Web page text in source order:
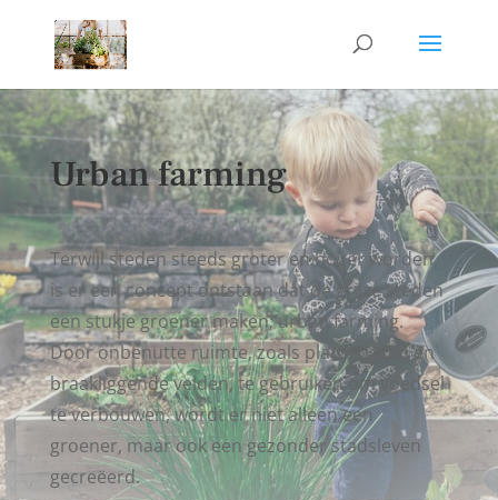
Urban farming
Terwijl steden steeds groter en hoger worden,
is er een concept ontstaan dat de grijze steden
een stukje groener maken; urban farming.
Door onbenutte ruimte, zoals platte daken en
braakliggende velden, te gebruiken om voedsel
te verbouwen, wordt er niet alleen een
groener, maar ook een gezonder stadsleven
gecreëerd.